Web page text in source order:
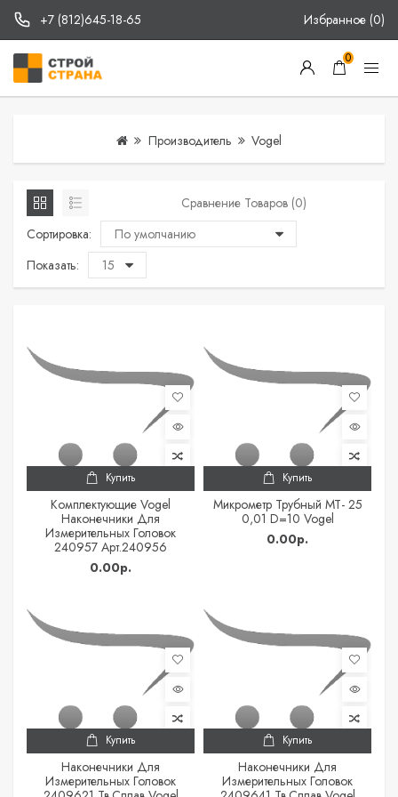
+7 (812)645-18-65 Избранное (0)
0
Производитель Vogel
Сравнение Товаров (0)
Сортировка:
Показать:
Купить
Комплектующие Vogel
Наконечники Для
Измерительных Головок
240957 Арт.240956
0.00р.
Купить
Микрометр Трубный МТ- 25
0,01 D=10 Vogel
0.00р.
Купить
Наконечники Для
Измерительных Головок
Купить
Наконечники Для
Измерительных Головок